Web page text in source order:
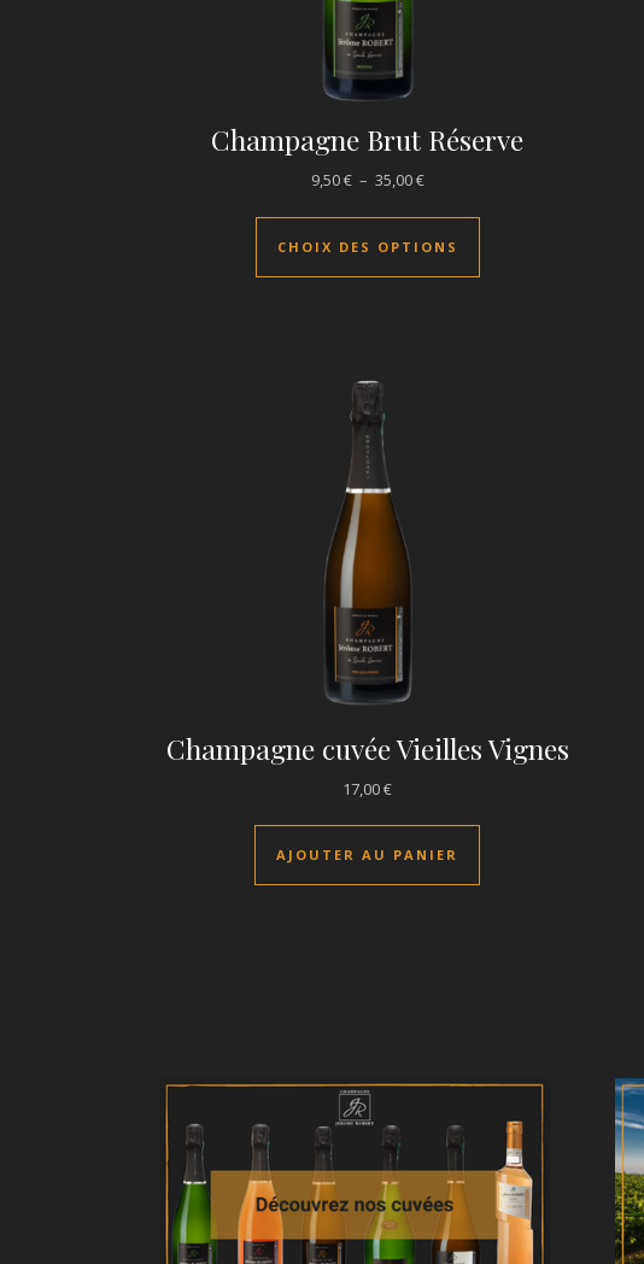
Champagne Brut Réserve
9,50€ – 35,00€Plage de prix : 9,50 € à 35,00 €
CHOIX DES OPTIONS
Ce produit a
Champagne cuvée Vieilles Vignes
17,00€
AJOUTER AU PANIER